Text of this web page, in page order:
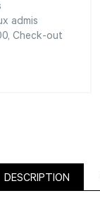
admis
Check-out
DESCRIPTION